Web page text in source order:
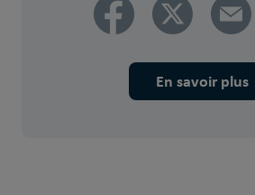
En savoir plus